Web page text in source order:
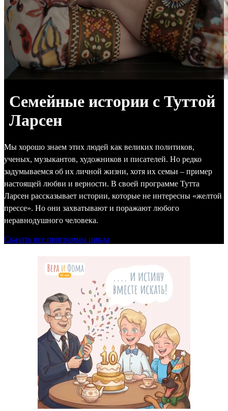
Семейные истории с Туттой
Ларсен
Мы хорошо знаем этих людей как великих политиков,
ученых, музыкантов, художников и писателей. Но редко
задумываемся об их личной жизни, хотя их семьи – пример
настоящей любви и верности. В своей программе Тутта
Ларсен рассказывает истории, которые не интересны «желтой
прессе». Но они захватывают и поражают любого
неравнодушного человека.
Скачать все программы цикла